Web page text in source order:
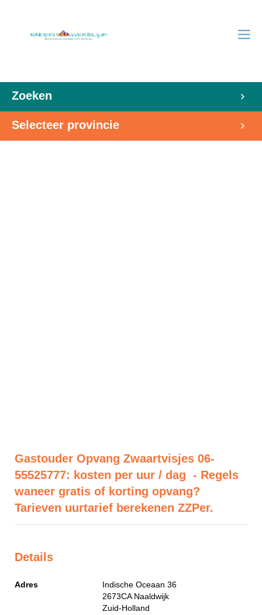
Zoeken
Selecteer provincie
Gastouder Opvang Zwaartvisjes 06-
55525777: kosten per uur / dag - Regels
waneer gratis of korting opvang?
Tarieven uurtarief berekenen ZZPer.
Details
Adres
Indische Oceaan 36
2673CA Naaldwijk
Zuid-Holland